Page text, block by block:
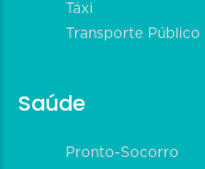
Táxi
Transporte Público
Saúde
Pronto-Socorro